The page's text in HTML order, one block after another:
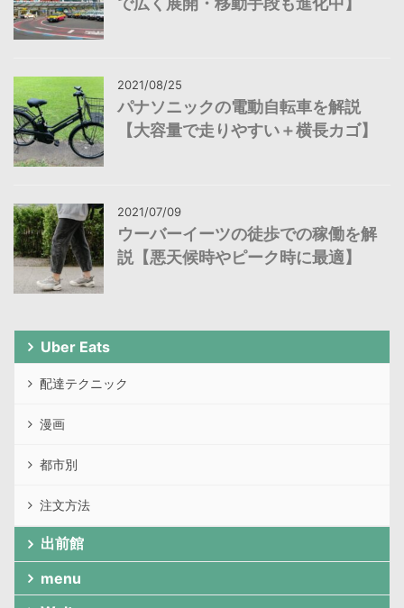
2021/08/25
パナソニックの電動自転車を解説
【大容量で走りやすい＋横長カゴ】
2021/07/09
ウーバーイーツの徒歩での稼働を解
説【悪天候時やピーク時に最適】
Uber Eats
配達テクニック
漫画
都市別
注文方法
出前館
menu